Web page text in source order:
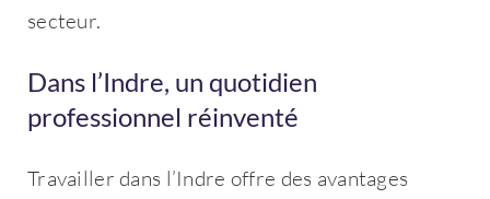
secteur.
Dans l’Indre, un quotidien
professionnel réinventé
Travailler dans l’Indre offre des avantages